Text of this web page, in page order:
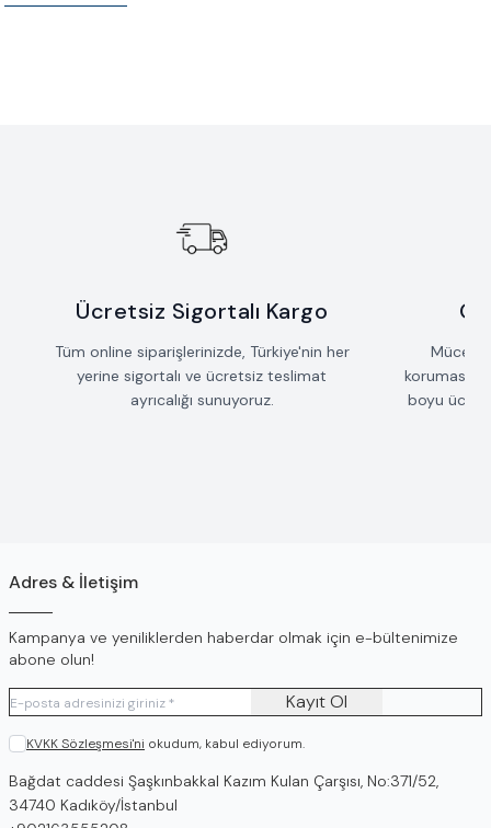
Ücretsiz Sigortalı Kargo
Tüm online siparişlerinizde, Türkiye'nin her
yerine sigortalı ve ücretsiz teslimat
ayrıcalığı sunuyoruz.
koruması
boyu
Adres & İletişim
Kampanya ve yeniliklerden haberdar olmak için e-bültenimize
abone olun!
Kayıt Ol
KVKK Sözleşmesi'ni okudum, kabul ediyorum.
Adres
Bağdat caddesi Şaşkınbakkal Kazım Kulan Çarşısı, No:371/52,
34740 Kadıköy/İstanbul